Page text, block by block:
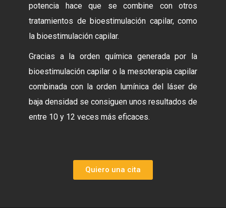
potencia hace que se combine con otros
tratamientos de bioestimulación capilar, como
la bioestimulación capilar.
Gracias a la orden química generada por la
bioestimulación capilar o la mesoterapia capilar
combinada con la orden lumínica del láser de
baja densidad se consiguen unos resultados de
entre 10 y 12 veces más eficaces.
Quiero una cita